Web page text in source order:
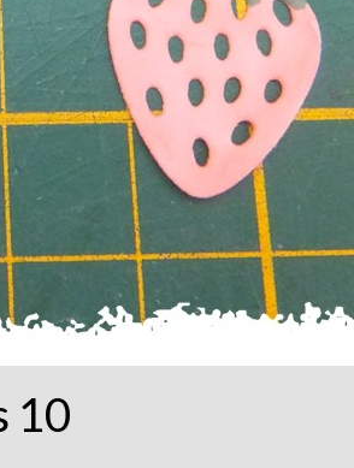
10